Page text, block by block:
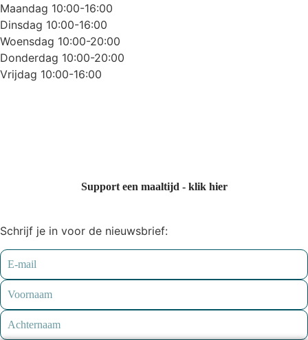
Maandag 10:00-16:00
Dinsdag 10:00-16:00
Woensdag 10:00-20:00
Donderdag 10:00-20:00
Vrijdag 10:00-16:00
Support een maaltijd - klik hier
Schrijf je in voor de nieuwsbrief: